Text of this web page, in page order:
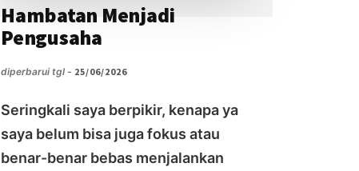
Hambatan Menjadi
Pengusaha
diperbarui tgl - 25/06/2026
Seringkali saya berpikir, kenapa ya
saya belum bisa juga fokus atau
benar-benar bebas menjalankan